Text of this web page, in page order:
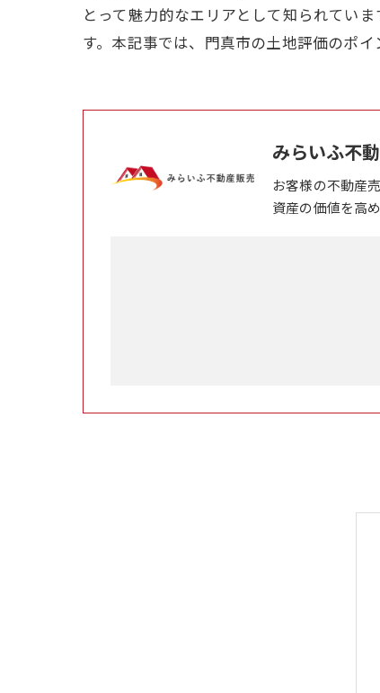
とって魅力的なエリアとして知られてい
す。本記事では、門真市の土地評価のポ
みらいふ不
お客様の不動産
資産の価値を高